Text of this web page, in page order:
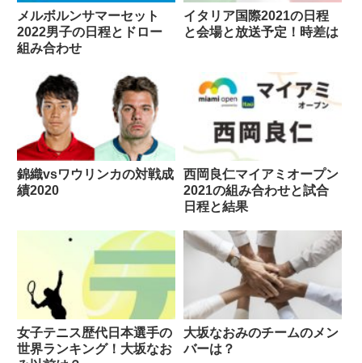
メルボルンサマーセット
2022男子の日程とドロー
組み合わせ
イタリア国際2021の日程
と会場と放送予定！時差は
錦織vsワウリンカの対戦成
績2020
西岡良仁マイアミオープン
2021の組み合わせと試合
日程と結果
女子テニス歴代日本選手の
世界ランキング！大坂なお
大坂なおみのチームのメン
バーは？